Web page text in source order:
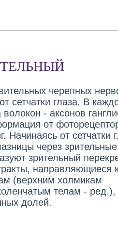
черепных
сетчатки глаза. В
- аксонов
от
Начинаясь от сетчатки
через зрительные
зрительный
направляющиеся
(верхним холмикам
телам - ред.),
долей.